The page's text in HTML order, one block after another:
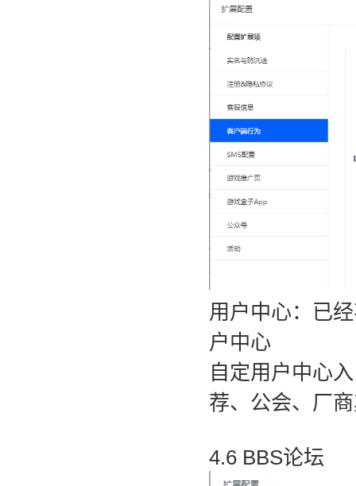
用户中心：已
户中心
自定用户中心
荐、公会、厂
4.6 BBS论坛